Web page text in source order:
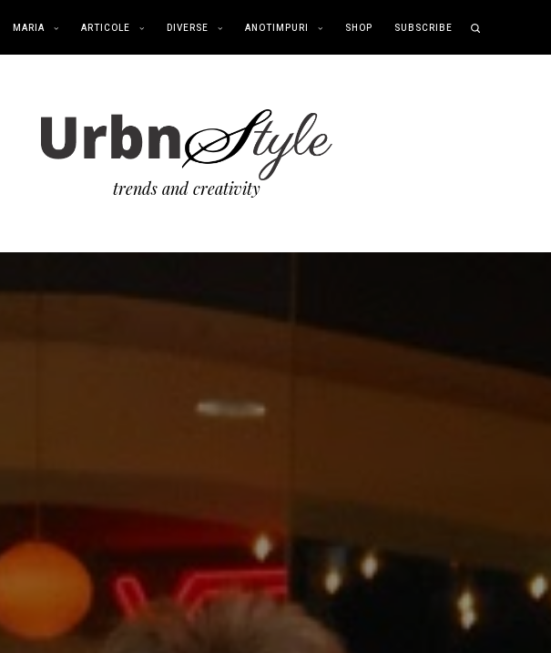
MARIA ARTICOLE DIVERSE ANOTIMPURI SHOP SUBSCRIBE
trends and creativity